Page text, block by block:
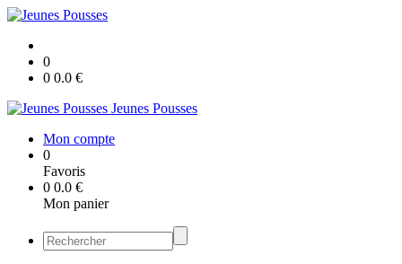
0
0 0.0 €
Jeunes Pousses
Mon compte
0
Favoris
0 0.0 €
Mon panier